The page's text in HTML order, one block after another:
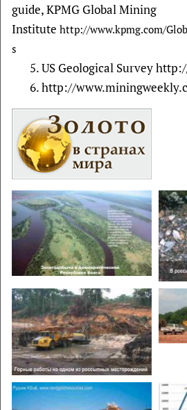
guide, KPMG Global Mining
Institute http://www.kpmg.com/
s
5. US Geological Survey
6. http://